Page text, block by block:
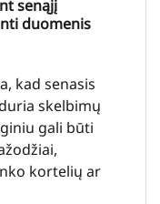
senąjį
duomenis
kad senasis
skelbimų
gali būti
kortelių ar